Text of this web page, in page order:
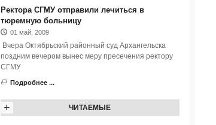
Ректора СГМУ отправили лечиться в
тюремную больницу
01 май, 2009
Вчера Октябрьский районный суд Архангельска
поздним вечером вынес меру пресечения ректору
СГМУ
Подробнее ...
ЧИТАЕМЫЕ
+